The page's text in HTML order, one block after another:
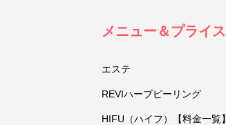
メニュー＆プライス
エステ
REVIハーブピーリング
HIFU（ハイフ）【料金一覧】